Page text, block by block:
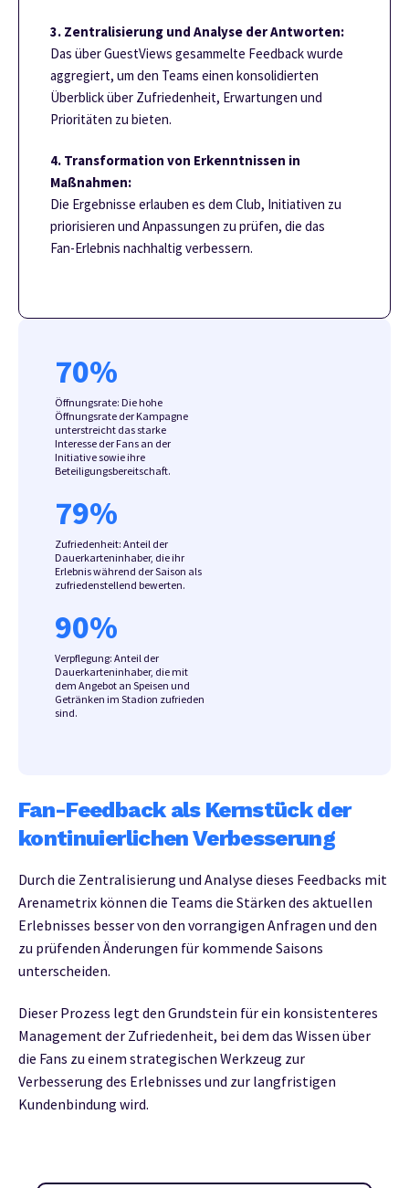
3. Zentralisierung und Analyse der Antworten:
Das über GuestViews gesammelte Feedback wurde
aggregiert, um den Teams einen konsolidierten
Überblick über Zufriedenheit, Erwartungen und
Prioritäten zu bieten.
4. Transformation von Erkenntnissen in
Maßnahmen:
Die Ergebnisse erlauben es dem Club, Initiativen zu
priorisieren und Anpassungen zu prüfen, die das
Fan-Erlebnis nachhaltig verbessern.
70%
Öffnungsrate: Die hohe
Öffnungsrate der Kampagne
unterstreicht das starke
Interesse der Fans an der
Initiative sowie ihre
Beteiligungsbereitschaft.
79%
Zufriedenheit: Anteil der
Dauerkarteninhaber, die ihr
Erlebnis während der Saison als
zufriedenstellend bewerten.
90%
Verpflegung: Anteil der
Dauerkarteninhaber, die mit
dem Angebot an Speisen und
Getränken im Stadion zufrieden
sind.
Fan-Feedback als Kernstück der
kontinuierlichen Verbesserung
Durch die Zentralisierung und Analyse dieses Feedbacks mit
Arenametrix können die Teams die Stärken des aktuellen
Erlebnisses besser von den vorrangigen Anfragen und den
zu prüfenden Änderungen für kommende Saisons
unterscheiden.
Dieser Prozess legt den Grundstein für ein konsistenteres
Management der Zufriedenheit, bei dem das Wissen über
die Fans zu einem strategischen Werkzeug zur
Verbesserung des Erlebnisses und zur langfristigen
Kundenbindung wird.